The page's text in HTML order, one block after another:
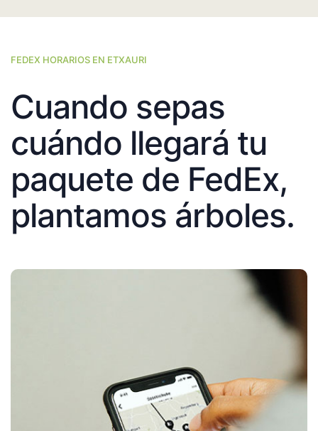
FEDEX HORARIOS EN ETXAURI
Cuando sepas
cuándo llegará tu
paquete de FedEx,
plantamos árboles.